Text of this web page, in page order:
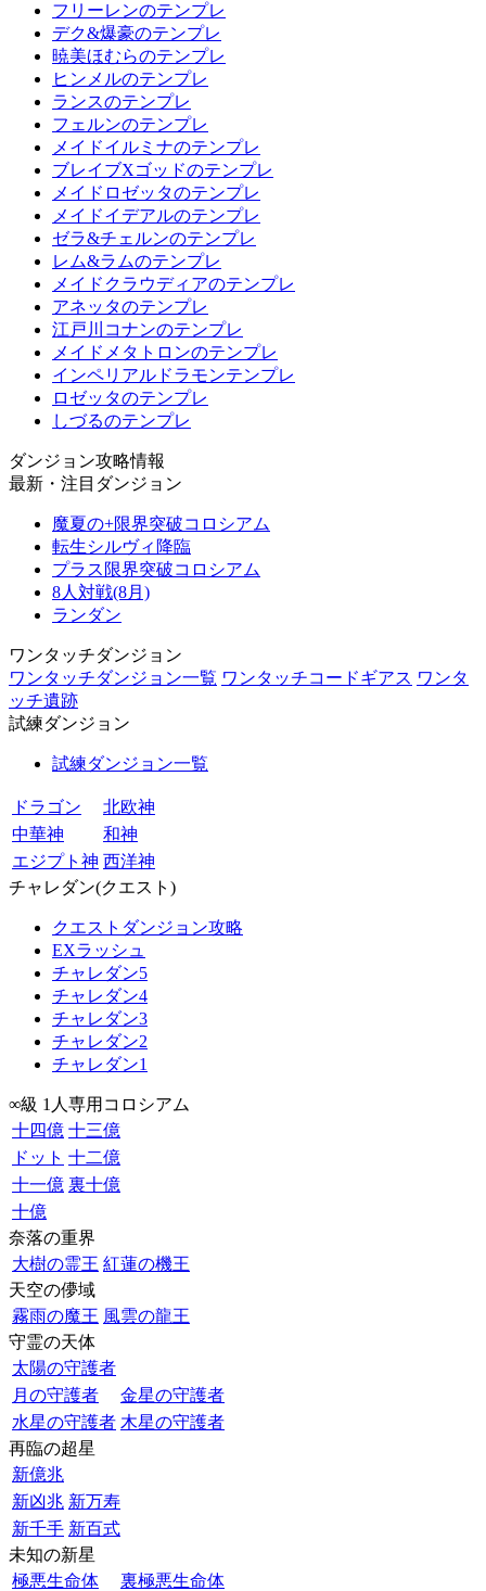
フリーレンのテンプレ
デク&爆豪のテンプレ
暁美ほむらのテンプレ
ヒンメルのテンプレ
ランスのテンプレ
フェルンのテンプレ
メイドイルミナのテンプレ
ブレイブXゴッドのテンプレ
メイドロゼッタのテンプレ
メイドイデアルのテンプレ
ゼラ&チェルンのテンプレ
レム&ラムのテンプレ
メイドクラウディアのテンプレ
アネッタのテンプレ
江戸川コナンのテンプレ
メイドメタトロンのテンプレ
インペリアルドラモンテンプレ
ロゼッタのテンプレ
しづるのテンプレ
ダンジョン攻略情報
最新・注目ダンジョン
魔夏の+限界突破コロシアム
転生シルヴィ降臨
プラス限界突破コロシアム
8人対戦(8月)
ランダン
ワンタッチダンジョン
ワンタッチダンジョン一覧 ワンタッチコードギアス ワンタ
ッチ遺跡
試練ダンジョン
試練ダンジョン一覧
ドラゴン
北欧神
中華神
和神
エジプト神 西洋神
チャレダン(クエスト)
クエストダンジョン攻略
EXラッシュ
チャレダン5
チャレダン4
チャレダン3
チャレダン2
チャレダン1
∞級 1人専用コロシアム
十四億 十三億
ドット 十二億
十一億 裏十億
十億
奈落の重界
大樹の霊王 紅蓮の機王
天空の儚域
霧雨の魔王 風雲の龍王
守霊の天体
太陽の守護者
月の守護者
金星の守護者
水星の守護者 木星の守護者
再臨の超星
新億兆
新凶兆 新万寿
新千手 新百式
未知の新星
極悪生命体
裏極悪生命体